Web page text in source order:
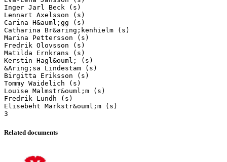
Inger Jarl Beck (s)
Lennart Axelsson (s)
Carina H&auml;gg (s)
Catharina Br&aring;kenhielm (s)
Marina Pettersson (s)
Fredrik Olovsson (s)
Matilda Ernkrans (s)
Kerstin Hagl&ouml; (s)
&Aring;sa Lindestam (s)
Birgitta Eriksson (s)
Tommy Waidelich (s)
Louise Malmstr&ouml;m (s)
Fredrik Lundh (s)
Elisebeht Markstr&ouml;m (s)
Related documents